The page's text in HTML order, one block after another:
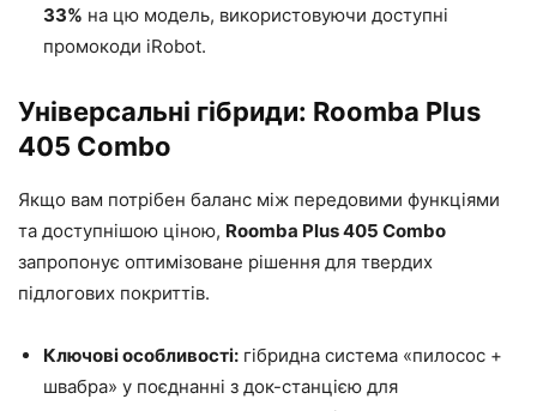
33% на цю модель, використовуючи доступні
промокоди iRobot.
Універсальні гібриди: Roomba Plus
405 Combo
Якщо вам потрібен баланс між передовими функціями
та доступнішою ціною, Roomba Plus 405 Combo
запропонує оптимізоване рішення для твердих
підлогових покриттів.
Ключові особливості: гібридна система «пилосос +
швабра» у поєднанні з док-станцією для